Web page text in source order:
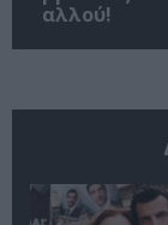
αλλού!